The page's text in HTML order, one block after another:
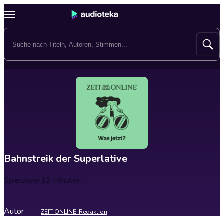
Bahnstreik der Superlative
Spieldauer12 Minuten
Autor ZEIT ONLINE-Redaktion